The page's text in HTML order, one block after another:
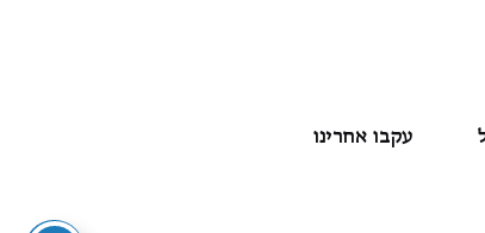
עקבו אחרינו